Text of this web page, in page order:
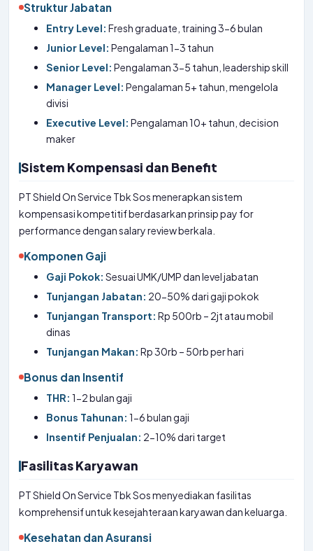
Struktur Jabatan
Entry Level: Fresh graduate, training 3-6 bulan
Junior Level: Pengalaman 1-3 tahun
Senior Level: Pengalaman 3-5 tahun, leadership skill
Manager Level: Pengalaman 5+ tahun, mengelola
divisi
Executive Level: Pengalaman 10+ tahun, decision
maker
Sistem Kompensasi dan Benefit
PT Shield On Service Tbk Sos menerapkan sistem
kompensasi kompetitif berdasarkan prinsip pay for
performance dengan salary review berkala.
Komponen Gaji
Gaji Pokok: Sesuai UMK/UMP dan level jabatan
Tunjangan Jabatan: 20-50% dari gaji pokok
Tunjangan Transport: Rp 500rb – 2jt atau mobil
dinas
Tunjangan Makan: Rp 30rb – 50rb per hari
Bonus dan Insentif
THR: 1-2 bulan gaji
Bonus Tahunan: 1-6 bulan gaji
Insentif Penjualan: 2-10% dari target
Fasilitas Karyawan
PT Shield On Service Tbk Sos menyediakan fasilitas
komprehensif untuk kesejahteraan karyawan dan keluarga.
Kesehatan dan Asuransi